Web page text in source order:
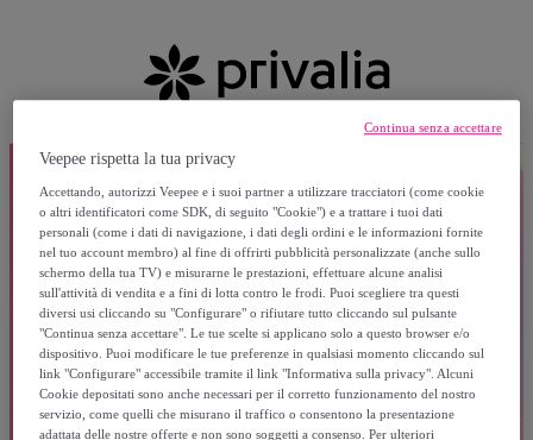
Veepee rispetta la tua privacy
Accettando, autorizzi Veepee e i suoi partner a utilizzare tracciatori (come cookie
o altri identificatori come SDK, di seguito "Cookie") e a trattare i tuoi dati
personali (come i dati di navigazione, i dati degli ordini e le informazioni fornite
nel tuo account membro) al fine di offrirti pubblicità personalizzate (anche sullo
schermo della tua TV) e misurarne le prestazioni, effettuare alcune analisi
sull'attività di vendita e a fini di lotta contro le frodi. Puoi scegliere tra questi
diversi usi cliccando su "Configurare" o rifiutare tutto cliccando sul pulsante
"Continua senza accettare". Le tue scelte si applicano solo a questo browser e/o
dispositivo. Puoi modificare le tue preferenze in qualsiasi momento cliccando sul
link "Configurare" accessibile tramite il link "Informativa sulla privacy". Alcuni
Cookie depositati sono anche necessari per il corretto funzionamento del nostro
servizio, come quelli che misurano il traffico o consentono la presentazione
adattata delle nostre offerte e non sono soggetti a consenso. Per ulteriori
Continua senza accettare